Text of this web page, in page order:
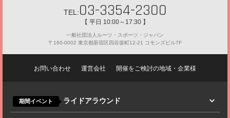
TEL:03-3354-2300
【 平日 10:00～17:30 】
一般社団法人ルーツ・スポーツ・ジャパン
〒160-0002 東京都新宿区四谷坂町12-21 コモンズビル7F
お問い合わせ 運営会社 開催をご検討の地域・企業様
期間イベント ライドアラウンド